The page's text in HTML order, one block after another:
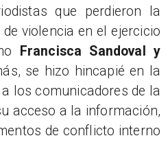
que perdieron la
violencia en el ejercicio
Francisca Sandoval y
se hizo hincapié en la
los comunicadores de la
acceso a la información,
de conflicto interno